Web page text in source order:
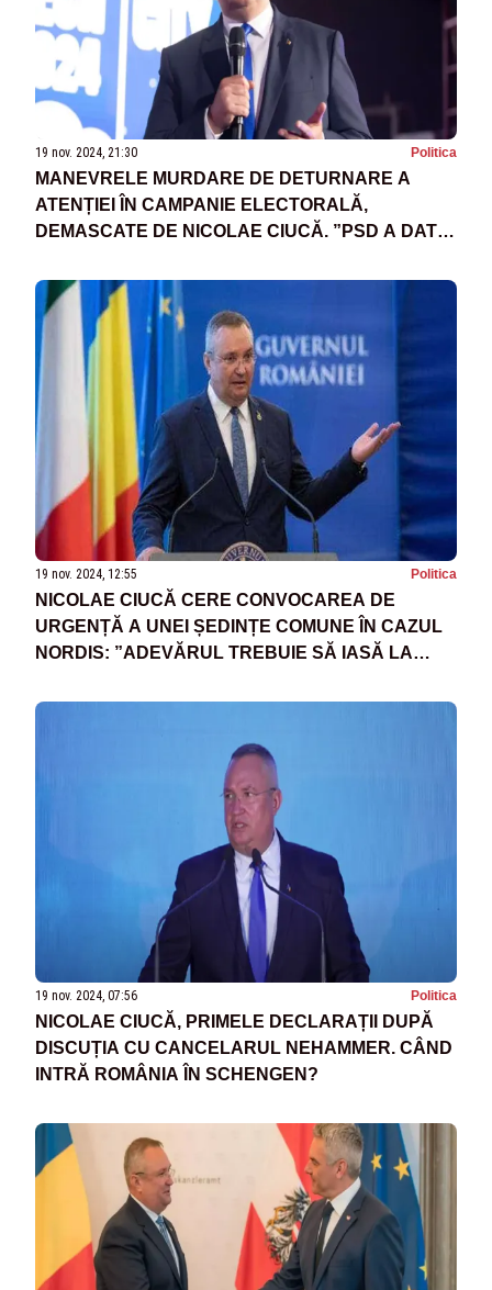
19 nov. 2024, 21:30 Politica
MANEVRELE MURDARE DE DETURNARE A
ATENȚIEI ÎN CAMPANIE ELECTORALĂ,
DEMASCATE DE NICOLAE CIUCĂ. ”PSD A DAT
TOTUL PENTRU ACOPERIREA SCANDALULUI
NORIS”
19 nov. 2024, 12:55 Politica
NICOLAE CIUCĂ CERE CONVOCAREA DE
URGENȚĂ A UNEI ȘEDINȚE COMUNE ÎN CAZUL
NORDIS: ”ADEVĂRUL TREBUIE SĂ IASĂ LA
19 nov. 2024, 07:56 Politica
NICOLAE CIUCĂ, PRIMELE DECLARAȚII DUPĂ
DISCUȚIA CU CANCELARUL NEHAMMER. CÂND
INTRĂ ROMÂNIA ÎN SCHENGEN?